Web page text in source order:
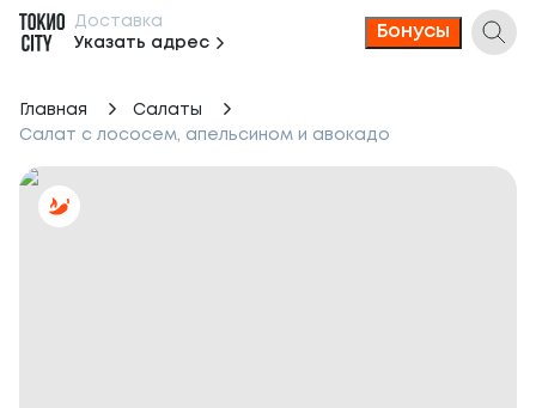
Доставка
Указать адрес
Бонусы
Главная
Салаты
Салат с лососем, апельсином и авокадо